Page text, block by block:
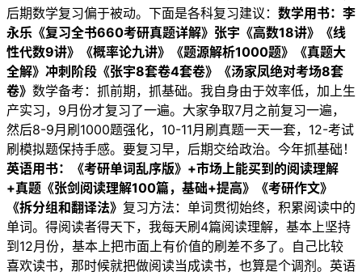
后期数学复习偏于被动。下面是各科复习建议： 数学用书： 李
永乐《复习全书660考研真题详解》张宇《高数18讲》《线
性代数9讲》《概率论九讲》《题源解析1000题》《真题大
全解》冲刺阶段《张宇8套卷4套卷》《汤家凤绝对考场8套
卷》 数学备考：抓前期，抓基础。我自身由于效率低，加上生
产实习，9月份才复习了一遍。大家争取7月之前复习一遍，
然后8-9月刷1000题强化，10-11月刷真题一天一套，12-考试
刷模拟题保持手感。要复习早，后期交给政治。今年抓基础！
英语用书：《考研单词乱序版》 +市场上能买到 的阅读理解
+真题《张剑 阅读理解100篇，基础+提高》《考研作文》
《拆分组和翻译法》 复习方法：单词贯彻始终，积累阅读中的
单词。得阅读者得天下，我每天刷4篇阅读理解，基本上坚持
到12月份，基本上把市面上有价值的刷差不多了。自己比较
喜欢读书，那时候就把做阅读当成读书，也算是个调剂。英语